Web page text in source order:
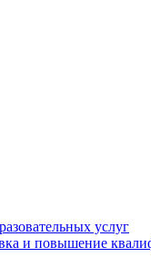
услуг
и повышение